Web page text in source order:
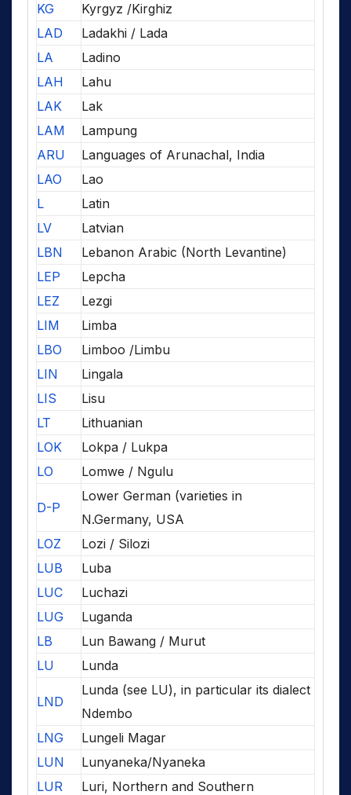
KG
Kyrgyz /Kirghiz
LAD
Ladakhi / Lada
LA
Ladino
LAH
Lahu
LAK
Lak
LAM
Lampung
ARU
Languages of Arunachal, India
LAO
Lao
L
Latin
LV
Latvian
LBN
Lebanon Arabic (North Levantine)
LEP
Lepcha
LEZ
Lezgi
LIM
Limba
LBO
Limboo /Limbu
LIN
Lingala
LIS
Lisu
LT
Lithuanian
LOK
Lokpa / Lukpa
LO
Lomwe / Ngulu
D-P
Lower German (varieties in
N.Germany, USA
LOZ
Lozi / Silozi
LUB
Luba
LUC
Luchazi
LUG
Luganda
LB
Lun Bawang / Murut
LU
Lunda
LND
Lunda (see LU), in particular its dialect
Ndembo
LNG
Lungeli Magar
LUN
Lunyaneka/Nyaneka
LUR
Luri, Northern and Southern